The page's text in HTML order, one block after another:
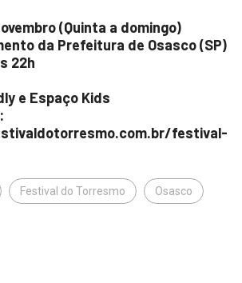
(Quinta a domingo)
da Prefeitura de Osasco (SP)
22h
e Espaço Kids
festival-
Festival do Torresmo Osasco